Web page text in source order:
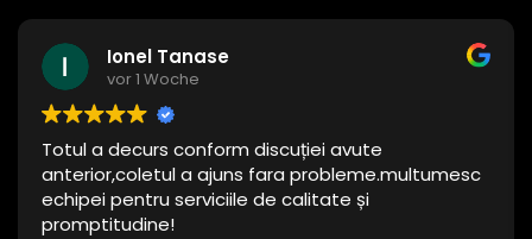
Ionel Tanase
vor 1 Woche
Totul a decurs conform discuției avute
anterior,coletul a ajuns fara probleme.multumesc
echipei pentru serviciile de calitate și
promptitudine!